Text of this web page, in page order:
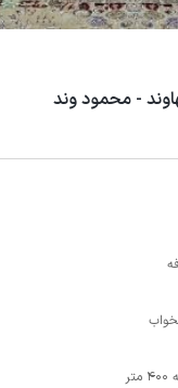
- محمود وند